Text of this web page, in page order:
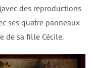
des reproductions
ses quatre panneaux
de sa fille Cécile.